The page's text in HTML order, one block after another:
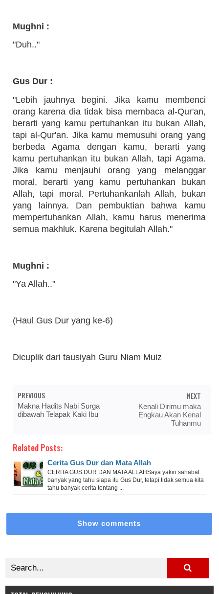
Mughni :
"Duh.."
Gus Dur :
"Lebih jauhnya begini. Jika kamu membenci
orang karena dia tidak bisa membaca al-Qur'an,
berarti yang kamu pertuhankan itu bukan Allah,
tapi al-Qur'an. Jika kamu memusuhi orang yang
berbeda Agama dengan kamu, berarti yang
kamu pertuhankan itu bukan Allah, tapi Agama.
Jika kamu menjauhi orang yang melanggar
moral, berarti yang kamu pertuhankan bukan
Allah, tapi moral. Pertuhankanlah Allah, bukan
yang lainnya. Dan pembuktian bahwa kamu
mempertuhankan Allah, kamu harus menerima
semua makhluk. Karena begitulah Allah."
Mughni :
"Ya Allah.."
(Haul Gus Dur yang ke-6)
Dicuplik dari tausiyah Guru Niam Muiz
PREVIOUS
Makna Hadits Nabi Surga
dibawah Telapak Kaki Ibu
NEXT
Kenali Dirimu maka
Engkau Akan Kenal
Tuhanmu
Related Posts:
Cerita Gus Dur dan Mata Allah
CERITA GUS DUR DAN MATA ALLAHSaya yakin sahabat
banyak yang tahu siapa itu Gus Dur, tetapi tidak semua kita
tahu banyak cerita tentang ...
Show comments